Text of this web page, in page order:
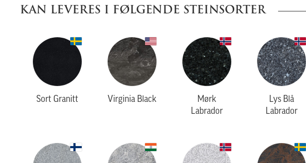
KAN LEVERES I FØLGENDE STEINSORTER
Sort Granitt Virginia Black
Mørk
Labrador
Lys Blå
Labrador